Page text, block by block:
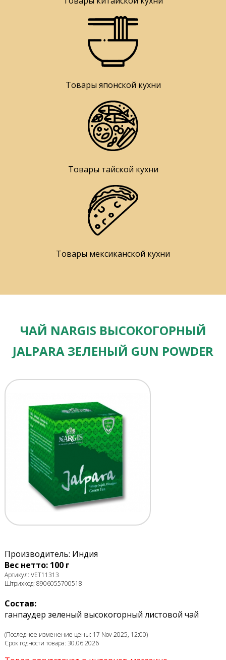
Товары японской кухни
Товары тайской кухни
Товары мексиканской кухни
ЧАЙ NARGIS ВЫСОКОГОРНЫЙ
JALPARA ЗЕЛЕНЫЙ GUN POWDER
Производитель: Индия
Вес нетто: 100 г
Артикул: VET11313
Штрихкод: 8906055700518
Состав:
ганпаудер зеленый высокогорный листовой чай
(Последнее изменение цены: 17 Nov 2025, 12:00)
Срок годности товара: 30.06.2026